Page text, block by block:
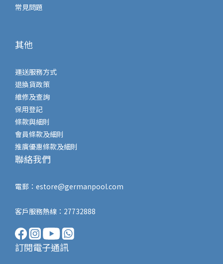
常見問題
其他
運送服務方式
退換貨政策
維修及查詢
保用登記
條款與細則
會員條款及細則
推廣優惠條款及細則
聯絡我們
電郵： estore@germanpool.com
客戶服務熱線：27732888
訂閱電子通訊